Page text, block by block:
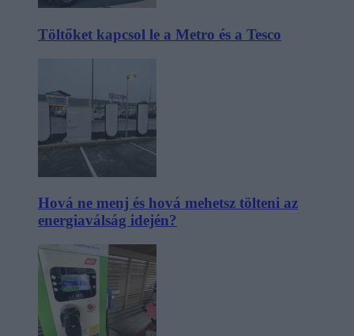
Töltőket kapcsol le a Metro és a Tesco
Hová ne menj és hová mehetsz tölteni az
energiaválság idején?